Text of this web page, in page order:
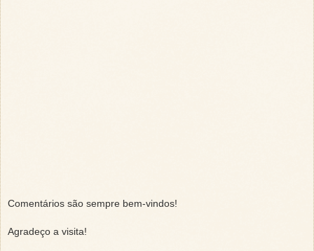
Comentários são sempre bem-vindos!
Agradeço a visita!